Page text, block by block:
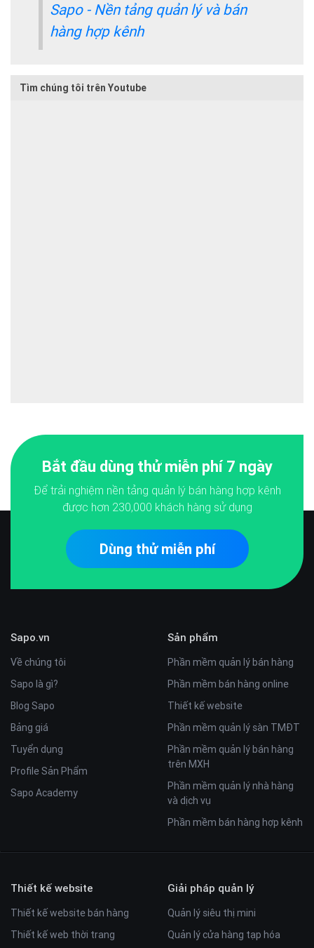
Sapo - Nền tảng quản lý và bán
hàng hợp kênh
Tìm chúng tôi trên Youtube
Bắt đầu dùng thử miễn phí 7 ngày
Để trải nghiệm nền tảng quản lý bán hàng hợp kênh
được hơn 230,000 khách hàng sử dụng
Dùng thử miễn phí
Sapo.vn
Về chúng tôi
Sapo là gì?
Blog Sapo
Bảng giá
Tuyển dụng
Profile Sản Phẩm
Sapo Academy
Sản phẩm
Phần mềm quản lý bán hàng
Phần mềm bán hàng online
Thiết kế website
Phần mềm quản lý sàn TMĐT
Phần mềm quản lý bán hàng
trên MXH
Phần mềm quản lý nhà hàng
và dịch vụ
Phần mềm bán hàng hợp kênh
Thiết kế website
Thiết kế website bán hàng
Thiết kế web thời trang
Giải pháp quản lý
Quản lý siêu thị mini
Quản lý cửa hàng tạp hóa